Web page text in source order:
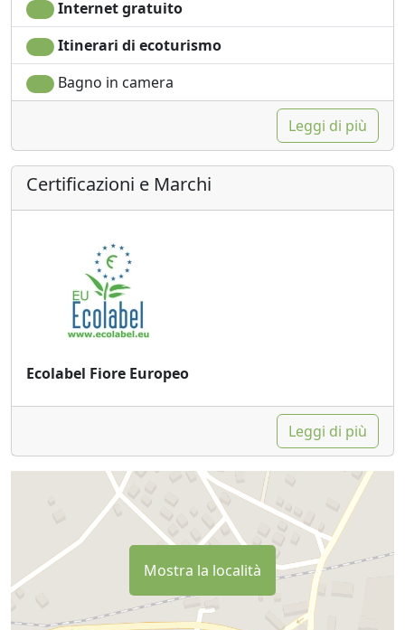
Internet gratuito
Itinerari di ecoturismo
Bagno in camera
Leggi di più
Certificazioni e Marchi
Ecolabel Fiore Europeo
Leggi di più
Mostra la località